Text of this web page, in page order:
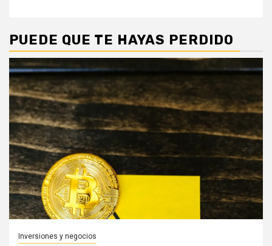
PUEDE QUE TE HAYAS PERDIDO
Inversiones y negocios